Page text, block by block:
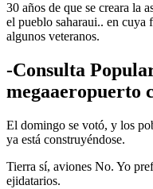
30 años de que se creara la
el pueblo saharaui.. en cuya
algunos veteranos.
-Consulta
megaaeropuerto
El domingo se votó, y los
ya está construyéndose.
Tierra sí, aviones No. Yo
ejidatarios.